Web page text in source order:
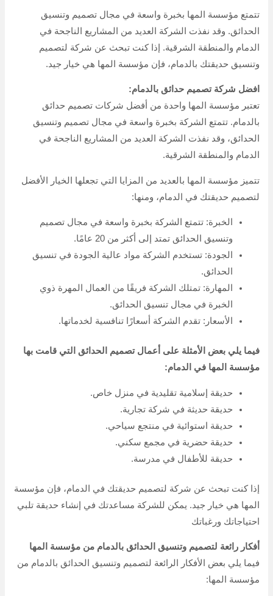
تتمتع مؤسسة المها بخبرة واسعة في مجال تصميم وتنسيق
الحدائق. وقد نفذت الشركة العديد من المشاريع الناجحة في
الدمام والمنطقة الشرقية. إذا كنت تبحث عن شركة لتصميم
وتنسيق حديقتك بالدمام، فإن مؤسسة المها هي خيار جيد.
افضل شركة تصميم حدائق بالدمام:
تعتبر مؤسسة المها واحدة من أفضل شركات تصميم حدائق
بالدمام. تتمتع الشركة بخبرة واسعة في مجال تصميم وتنسيق
الحدائق، وقد نفذت الشركة العديد من المشاريع الناجحة في
الدمام والمنطقة الشرقية.
تتميز مؤسسة المها بالعديد من المزايا التي تجعلها الخيار الأفضل
لتصميم حديقتك في الدمام، ومنها:
الخبرة: تتمتع الشركة بخبرة واسعة في مجال تصميم
وتنسيق الحدائق تمتد إلى أكثر من 20 عامًا.
الجودة: تستخدم الشركة مواد عالية الجودة في تنسيق
الحدائق.
المهارة: تمتلك الشركة فريقًا من العمال المهرة ذوي
الخبرة في مجال تنسيق الحدائق.
الأسعار: تقدم الشركة أسعارًا تنافسية لخدماتها.
فيما يلي بعض الأمثلة على أعمال تصميم الحدائق التي قامت بها
مؤسسة المها في الدمام:
حديقة إسلامية تقليدية في منزل خاص.
حديقة حديثة في شركة تجارية.
حديقة استوائية في منتجع سياحي.
حديقة حضرية في مجمع سكني.
حديقة للأطفال في مدرسة.
إذا كنت تبحث عن شركة لتصميم حديقتك في الدمام، فإن مؤسسة
المها هي خيار جيد. يمكن للشركة مساعدتك في إنشاء حديقة تلبي
احتياجاتك ورغباتك
أفكار رائعة لتصميم وتنسيق الحدائق بالدمام من مؤسسة المها
فيما يلي بعض الأفكار الرائعة لتصميم وتنسيق الحدائق بالدمام من
مؤسسة المها: